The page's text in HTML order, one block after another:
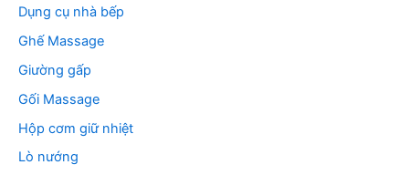
Dụng cụ nhà bếp
Ghế Massage
Giường gấp
Gối Massage
Hộp cơm giữ nhiệt
Lò nướng